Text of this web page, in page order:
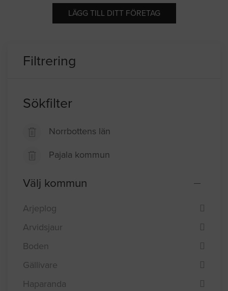
LÄGG TILL DITT FÖRETAG
Filtrering
Sökfilter
Norrbottens län
Pajala kommun
Välj kommun
Arjeplog
Arvidsjaur
Boden
Gällivare
Haparanda